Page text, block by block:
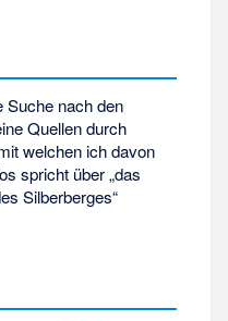
Suche nach den
Quellen durch
welchen ich davon
spricht über „das
Silberberges“